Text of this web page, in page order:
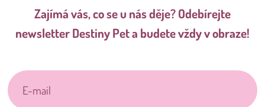
Zajímá vás, co se u nás děje? Odebírejte
newsletter Destiny Pet a budete vždy v obraze!